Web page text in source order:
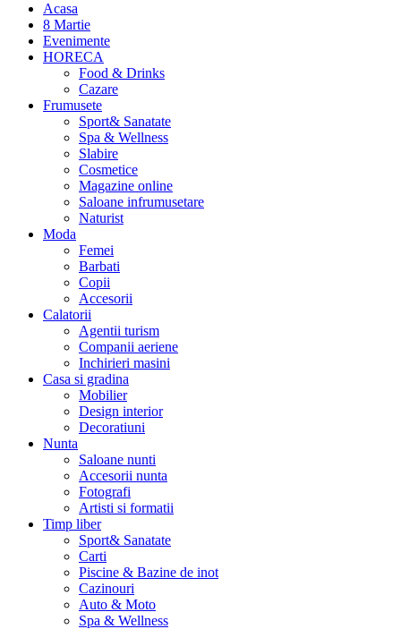
Acasa
8 Martie
Evenimente
HORECA
Food & Drinks
Cazare
Frumusete
Sport& Sanatate
Spa & Wellness
Slabire
Cosmetice
Magazine online
Saloane infrumusetare
Naturist
Moda
Femei
Barbati
Copii
Accesorii
Calatorii
Agentii turism
Companii aeriene
Inchirieri masini
Casa si gradina
Mobilier
Design interior
Decoratiuni
Nunta
Saloane nunti
Accesorii nunta
Fotografi
Artisti si formatii
Timp liber
Sport& Sanatate
Carti
Piscine & Bazine de inot
Cazinouri
Auto & Moto
Spa & Wellness